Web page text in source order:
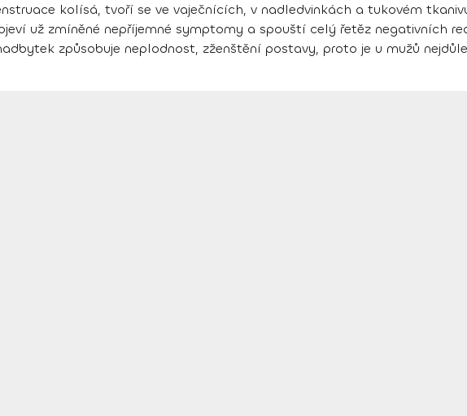
kolísá, tvoří se ve vaječnících, v nadledvinkách a tukovém
už zmíněné nepříjemné symptomy a spouští celý řetěz negativních
způsobuje neplodnost, zženštění postavy, proto je u mužů